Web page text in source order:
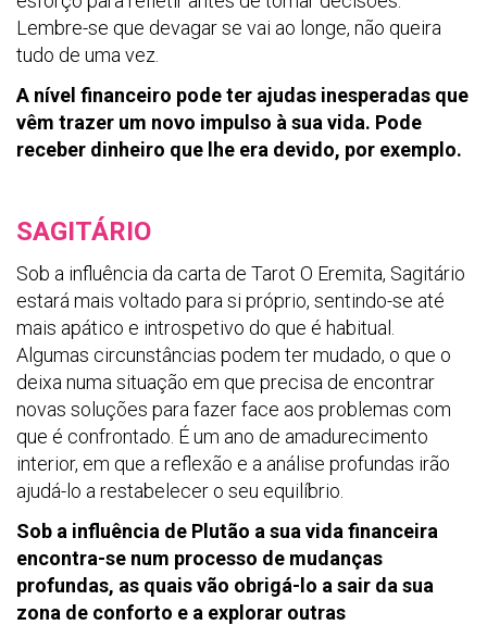
Lembre-se que devagar se vai ao longe, não queira
tudo de uma vez.
A nível financeiro pode ter ajudas inesperadas que
vêm trazer um novo impulso à sua vida. Pode
receber dinheiro que lhe era devido, por exemplo.
SAGITÁRIO
Sob a influência da carta de Tarot O Eremita, Sagitário
estará mais voltado para si próprio, sentindo-se até
mais apático e introspetivo do que é habitual.
Algumas circunstâncias podem ter mudado, o que o
deixa numa situação em que precisa de encontrar
novas soluções para fazer face aos problemas com
que é confrontado. É um ano de amadurecimento
interior, em que a reflexão e a análise profundas irão
ajudá-lo a restabelecer o seu equilíbrio.
Sob a influência de Plutão a sua vida financeira
encontra-se num processo de mudanças
profundas, as quais vão obrigá-lo a sair da sua
zona de conforto e a explorar outras